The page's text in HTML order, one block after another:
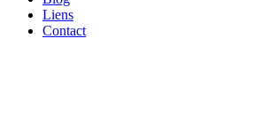
Liens
Contact